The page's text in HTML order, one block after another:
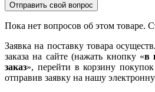
Отправить свой вопрос
Пока нет вопросов об этом товаре.
Заявка на поставку товара
заказа на сайте (нажать кнопку «в
заказ», перейти в корзину
отправив заявку на нашу